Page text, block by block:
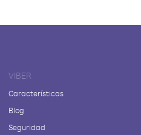
VIBER
Características
Blog
Seguridad